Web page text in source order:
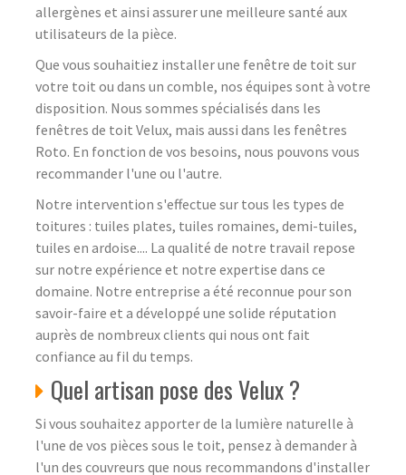
allergènes et ainsi assurer une meilleure santé aux
utilisateurs de la pièce.
Que vous souhaitiez installer une fenêtre de toit sur
votre toit ou dans un comble, nos équipes sont à votre
disposition. Nous sommes spécialisés dans les
fenêtres de toit Velux, mais aussi dans les fenêtres
Roto. En fonction de vos besoins, nous pouvons vous
recommander l'une ou l'autre.
Notre intervention s'effectue sur tous les types de
toitures : tuiles plates, tuiles romaines, demi-tuiles,
tuiles en ardoise.... La qualité de notre travail repose
sur notre expérience et notre expertise dans ce
domaine. Notre entreprise a été reconnue pour son
savoir-faire et a développé une solide réputation
auprès de nombreux clients qui nous ont fait
confiance au fil du temps.
Quel artisan pose des Velux ?
Si vous souhaitez apporter de la lumière naturelle à
l'une de vos pièces sous le toit, pensez à demander à
l'un des couvreurs que nous recommandons d'installer